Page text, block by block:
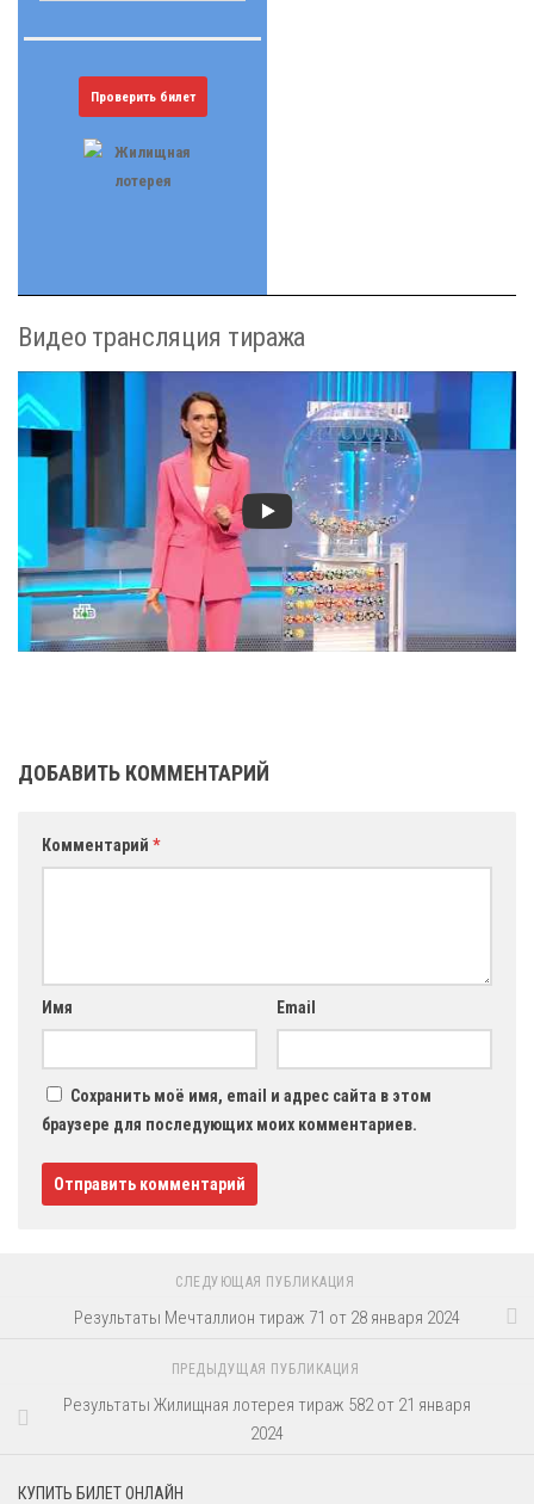
Проверить билет
Видео трансляция тиража
ДОБАВИТЬ КОММЕНТАРИЙ
Комментарий *
Имя Email
Сохранить моё имя, email и адрес сайта в этом
браузере для последующих моих комментариев.
СЛЕДУЮЩАЯ ПУБЛИКАЦИЯ
Результаты Мечталлион тираж 71 от 28 января 2024
ПРЕДЫДУЩАЯ ПУБЛИКАЦИЯ
Результаты Жилищная лотерея тираж 582 от 21 января
2024
КУПИТЬ БИЛЕТ ОНЛАЙН